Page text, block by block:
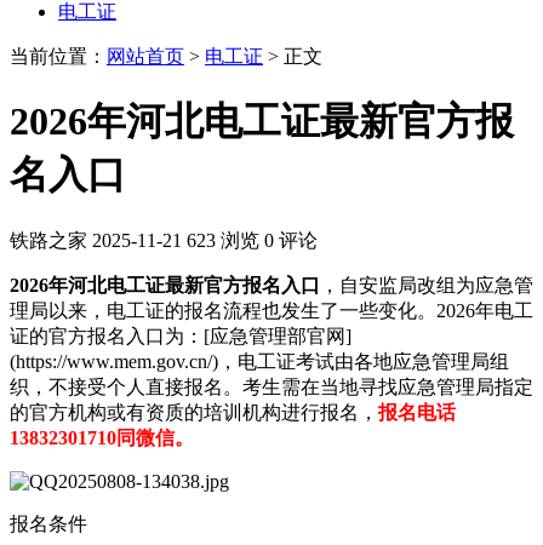
电工证
当前位置： 网站首页 > 电工证 > 正文
2026年河北电工证最新官方报
名入口
铁路之家 2025-11-21 623 浏览 0 评论
2026年河北电工证最新官方报名入口
，自安监局改组为应急管
理局以来，电工证的报名流程也发生了一些变化。2026年电工
证的官方报名入口为：[应急管理部官网]
(https://www.mem.gov.cn/)，电工证考试由各地应急管理局组
织，不接受个人直接报名。考生需在当地寻找应急管理局指定
的官方机构或有资质的培训机构进行报名， 报名电话
13832301710同微信。
报名条件